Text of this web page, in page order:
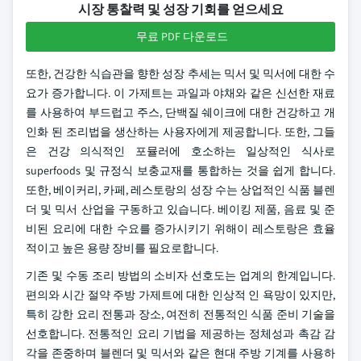
시장 통찰력 및 성장 기회를 얻으세요
무료 PDF 다운로드
또한, 건강한 식습관을 향한 성장 추세는 믹서 및 믹서에 대한 수
요가 증가합니다. 이 가제트는 과일과 야채와 같은 신선한 재료
를 사용하여 부드럽고 주스, 단백질 쉐이크에 대한 건강하고 개
인화 된 조리법을 생산하는 사용자에게 제공합니다. 또한, 그들
은 건강 의식적인 포뮬러에 호소하는 일상적인 식사로
superfoods 및 규정식 보충교재를 통합하는 것을 쉽게 합니다.
또한, 베이커리, 카페, 레스토랑의 성장 수는 상업적인 식품 블렌
더 및 믹서 산업을 구동하고 있습니다. 베이킹 제품, 음료 및 준
비된 요리에 대한 수요를 증가시키기 위해이 레스토랑은 효율
적이고 높은 용량 장비를 필요로합니다.
기존 및 수동 조리 방법의 소비자 선호도는 업계의 한계입니다.
편의와 시간 절약 주방 가제트에 대한 인상적 인 욕망이 있지만,
특히 강한 요리 전통과 장소, 여전히 전통적인 식품 준비 기술을
선호합니다. 전통적인 요리 기법을 제공하는 정체성과 촉감 감
각을 존중하며 블렌더 및 믹서와 같은 현대 주방 기계를 사용하